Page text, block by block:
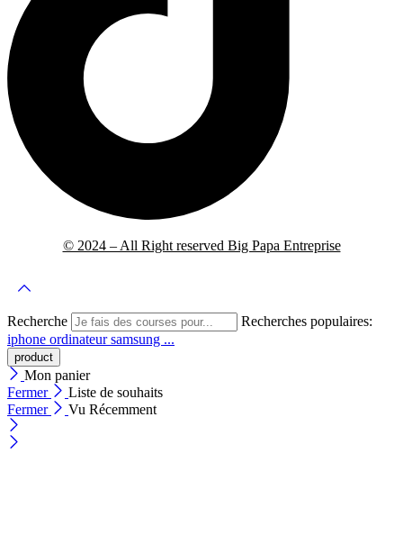
© 2024 – All Right reserved Big Papa Entreprise
Recherche
Recherches populaires:
iphone ordinateursamsung ...
Mon panier
Fermer
Liste de souhaits
Fermer
Vu Récemment